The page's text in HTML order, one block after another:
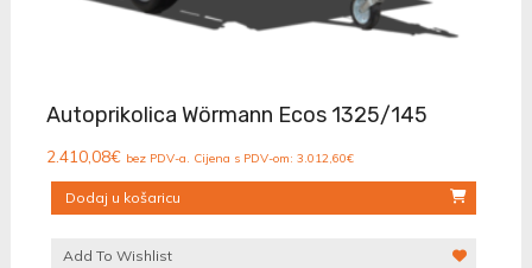
Autoprikolica Wörmann Ecos 1325/145
2.410,08€ bez PDV-a. Cijena s PDV-om: 3.012,60€
Dodaj u košaricu
Add To Wishlist